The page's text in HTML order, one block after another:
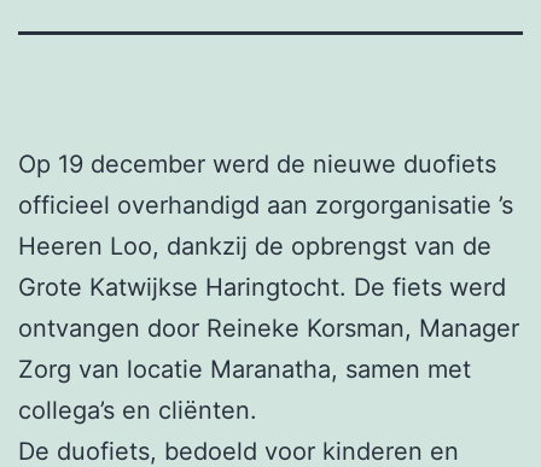
Op 19 december werd de nieuwe duofiets
officieel overhandigd aan zorgorganisatie ’s
Heeren Loo, dankzij de opbrengst van de
Grote Katwijkse Haringtocht. De fiets werd
ontvangen door Reineke Korsman, Manager
Zorg van locatie Maranatha, samen met
collega’s en cliënten.
De duofiets, bedoeld voor kinderen en